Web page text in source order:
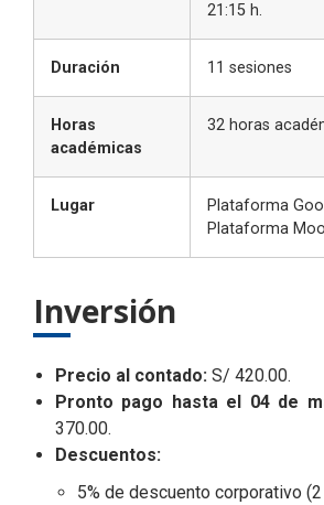
21:15 h.
Duración 11 sesiones
Horas
académicas
32 horas
Lugar
Plataforma
Plataforma
Inversión
Precio al contado: S/ 420.00.
Pronto pago hasta el 04 de
370.00.
Descuentos:
5% de descuento corporativo